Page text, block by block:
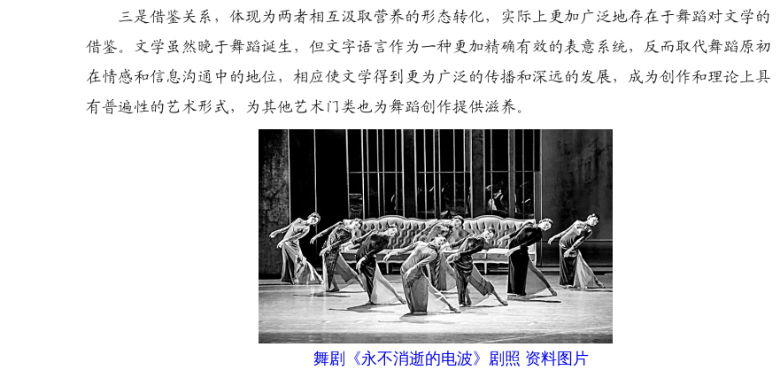
三是借鉴关系，体现为两者相互汲取营养的形态转化，实际上更加广泛地存在于舞蹈对文学的
借鉴。文学虽然晚于舞蹈诞生，但文字语言作为一种更加精确有效的表意系统，反而取代舞蹈原初
在情感和信息沟通中的地位，相应使文学得到更为广泛的传播和深远的发展，成为创作和理论上具
有普遍性的艺术形式，为其他艺术门类也为舞蹈创作提供滋养。
舞剧《永不消逝的电波》剧照 资料图片